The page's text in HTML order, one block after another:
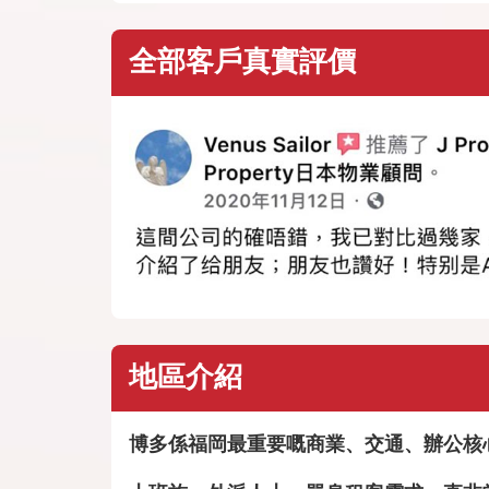
全部客戶真實評價
地區介紹
博多係福岡最重要嘅商業、交通、辦公核